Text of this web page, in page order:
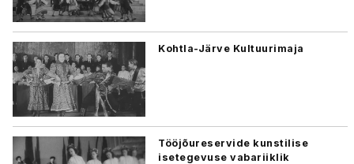
Kohtla-Järve Kultuurimaja
Tööjõureservide kunstilise
isetegevuse vabariiklik